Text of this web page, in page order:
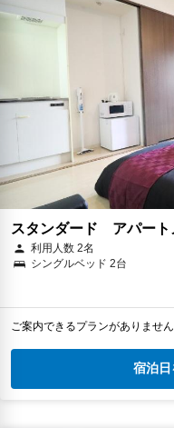
スタンダード アパート
利用人数 2名
シングルベッド 2台
ご案内できるプランがありませ
宿泊